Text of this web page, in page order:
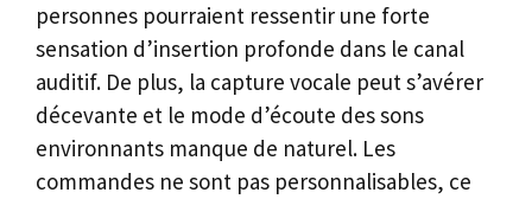
personnes pourraient ressentir une forte
sensation d’insertion profonde dans le canal
auditif. De plus, la capture vocale peut s’avérer
décevante et le mode d’écoute des sons
environnants manque de naturel. Les
commandes ne sont pas personnalisables, ce